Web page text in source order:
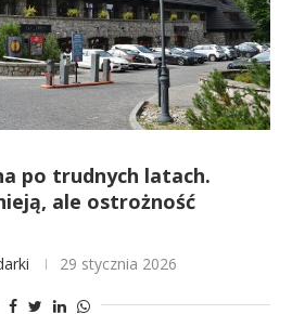
po trudnych latach.
ale ostrożność
29 stycznia 2026